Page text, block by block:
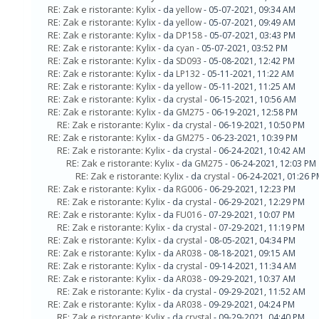
RE: Zak e ristorante: Kylix- da yellow- 05-07-2021, 09:34 AM
RE: Zak e ristorante: Kylix- da yellow- 05-07-2021, 09:49 AM
RE: Zak e ristorante: Kylix- da DP158- 05-07-2021, 03:43 PM
RE: Zak e ristorante: Kylix- da cyan - 05-07-2021, 03:52 PM
RE: Zak e ristorante: Kylix- da SD093 - 05-08-2021, 12:42 PM
RE: Zak e ristorante: Kylix- da LP132- 05-11-2021, 11:22 AM
RE: Zak e ristorante: Kylix- da yellow- 05-11-2021, 11:25 AM
RE: Zak e ristorante: Kylix- da crystal - 06-15-2021, 10:56 AM
RE: Zak e ristorante: Kylix- da GM275 - 06-19-2021, 12:58 PM
RE: Zak e ristorante: Kylix- da crystal - 06-19-2021, 10:50 PM
RE: Zak e ristorante: Kylix- da GM275 - 06-23-2021, 10:39 PM
RE: Zak e ristorante: Kylix- da crystal - 06-24-2021, 10:42 AM
RE: Zak e ristorante: Kylix- da GM275 - 06-24-2021, 12:03 PM
RE: Zak e ristorante: Kylix- da crystal - 06-24-2021, 01:26
RE: Zak e ristorante: Kylix- da RG006- 06-29-2021, 12:23 PM
RE: Zak e ristorante: Kylix- da crystal - 06-29-2021, 12:29 PM
RE: Zak e ristorante: Kylix- da FU016- 07-29-2021, 10:07 PM
RE: Zak e ristorante: Kylix- da crystal - 07-29-2021, 11:19 PM
RE: Zak e ristorante: Kylix- da crystal - 08-05-2021, 04:34 PM
RE: Zak e ristorante: Kylix- da AR038- 08-18-2021, 09:15 AM
RE: Zak e ristorante: Kylix- da crystal - 09-14-2021, 11:34 AM
RE: Zak e ristorante: Kylix- da AR038- 09-29-2021, 10:37 AM
RE: Zak e ristorante: Kylix- da crystal - 09-29-2021, 11:52 AM
RE: Zak e ristorante: Kylix- da AR038- 09-29-2021, 04:24 PM